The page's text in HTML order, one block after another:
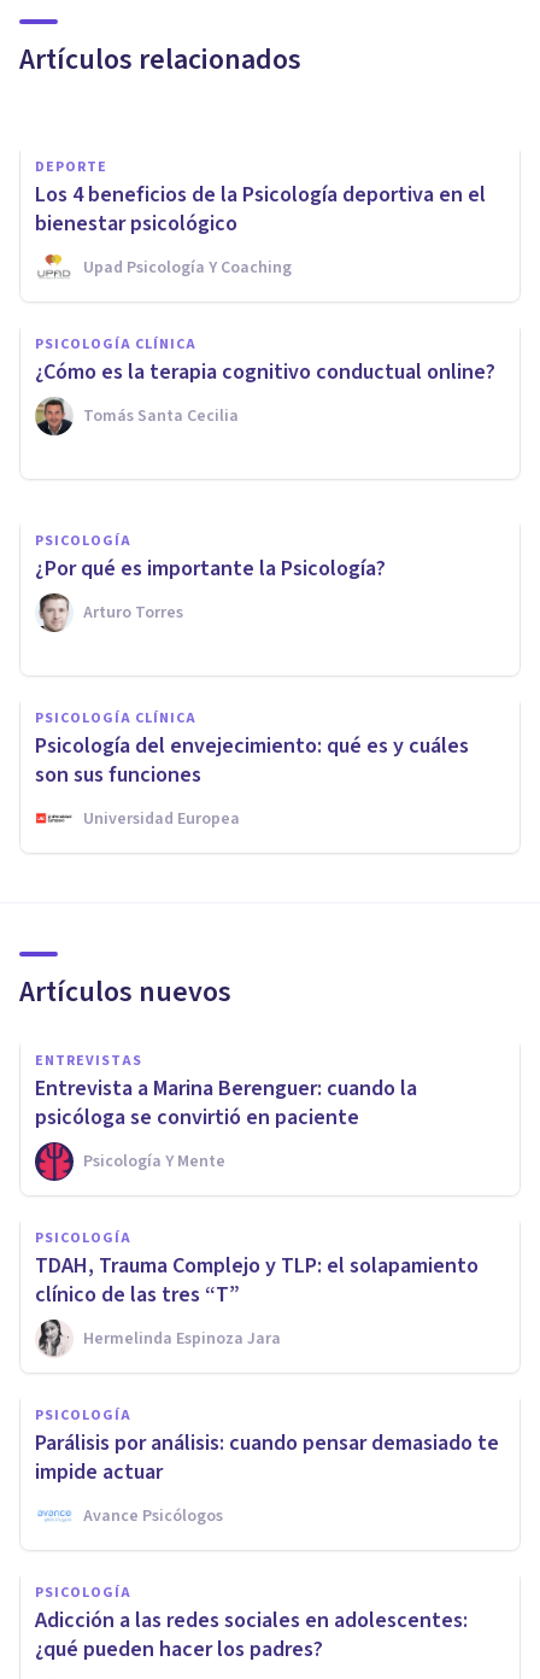
Artículos relacionados
psicología positiva
DEPORTE
Los 4 beneficios de la Psicología deportiva en el
bienestar psicológico
Upad Psicología Y Coaching
PSICOLOGÍA CLÍNICA
¿Cómo es la terapia cognitivo conductual online?
Tomás Santa Cecilia
PSICOLOGÍA SOCIAL Y RELACIONES PERSONALES
Psicología de la credibilidad:
¿por qué creemos más a los
famosos?
PSICOLOGÍA
¿Por qué es importante la Psicología?
Arturo Torres
PSICOLOGÍA CLÍNICA
Psicología del envejecimiento: qué es y cuáles
son sus funciones
Universidad Europea
Artículos nuevos
ENTREVISTAS
Entrevista a Marina Berenguer: cuando la
psicóloga se convirtió en paciente
Psicología Y Mente
PSICOLOGÍA
TDAH, Trauma Complejo y TLP: el solapamiento
clínico de las tres “T”
Hermelinda Espinoza Jara
PSICOLOGÍA
Parálisis por análisis: cuando pensar demasiado te
impide actuar
Avance Psicólogos
PSICOLOGÍA
Adicción a las redes sociales en adolescentes:
¿qué pueden hacer los padres?